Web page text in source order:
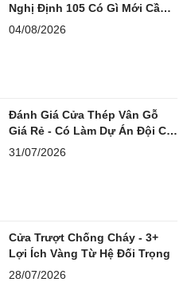
Nghị Định 105 Có Gì Mới Cần
Lưu Ý?
04/08/2026
Đánh Giá Cửa Thép Vân Gỗ
Giá Rẻ - Có Làm Dự Án Đội Chi
Phí?
31/07/2026
Cửa Trượt Chống Cháy - 3+
Lợi Ích Vàng Từ Hệ Đối Trọng
28/07/2026